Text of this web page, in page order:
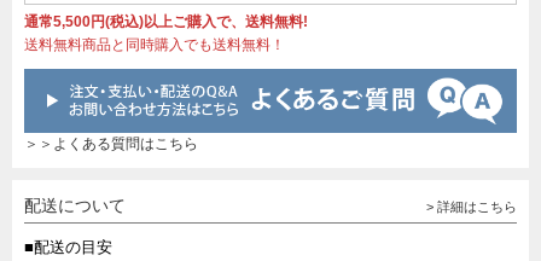
通常5,500円(税込)以上ご購入で、送料無料!
送料無料商品と同時購入でも送料無料！
＞＞よくある質問はこちら
配送について > 詳細はこちら
■配送の目安